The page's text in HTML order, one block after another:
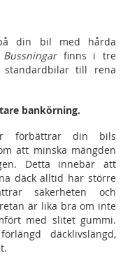
din bil med hårda
Bussningar finns i tre
till rena
bankörning.
förbättrar din bils
att minska mängden
Detta innebär att
däck alltid har större
säkerheten och
är lika bra om inte
med slitet gummi.
däcklivslängd,